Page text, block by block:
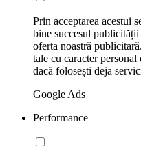
Prin acceptarea acestui
bine succesul
oferta noastră
tale cu caracter
dacă folosești deja
Google Ads
Performance